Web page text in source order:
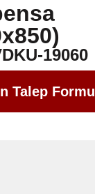
19060
Talep Formu